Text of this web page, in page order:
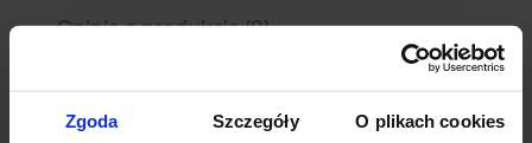
Zgoda Szczegóły O plikach cookies
Opinie o produkcie (0)
zabezpieczyć rośliny przed połamaniem oraz